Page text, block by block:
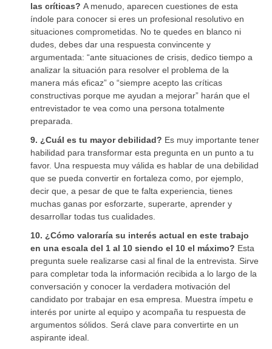
las críticas? A menudo, aparecen cuestiones de esta
índole para conocer si eres un profesional resolutivo en
situaciones comprometidas. No te quedes en blanco ni
dudes, debes dar una respuesta convincente y
argumentada: “ante situaciones de crisis, dedico tiempo a
analizar la situación para resolver el problema de la
manera más eficaz” o “siempre acepto las críticas
constructivas porque me ayudan a mejorar” harán que el
entrevistador te vea como una persona totalmente
preparada.
9. ¿Cuál es tu mayor debilidad? Es muy importante tener
habilidad para transformar esta pregunta en un punto a tu
favor. Una respuesta muy válida es hablar de una debilidad
que se pueda convertir en fortaleza como, por ejemplo,
decir que, a pesar de que te falta experiencia, tienes
muchas ganas por esforzarte, superarte, aprender y
desarrollar todas tus cualidades.
10. ¿Cómo valoraría su interés actual en este trabajo
en una escala del 1 al 10 siendo el 10 el máximo? Esta
pregunta suele realizarse casi al final de la entrevista. Sirve
para completar toda la información recibida a lo largo de la
conversación y conocer la verdadera motivación del
candidato por trabajar en esa empresa. Muestra ímpetu e
interés por unirte al equipo y acompaña tu respuesta de
argumentos sólidos. Será clave para convertirte en un
aspirante ideal.